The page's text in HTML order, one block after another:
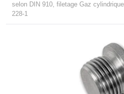
selon DIN 910, filetage Gaz
228-1